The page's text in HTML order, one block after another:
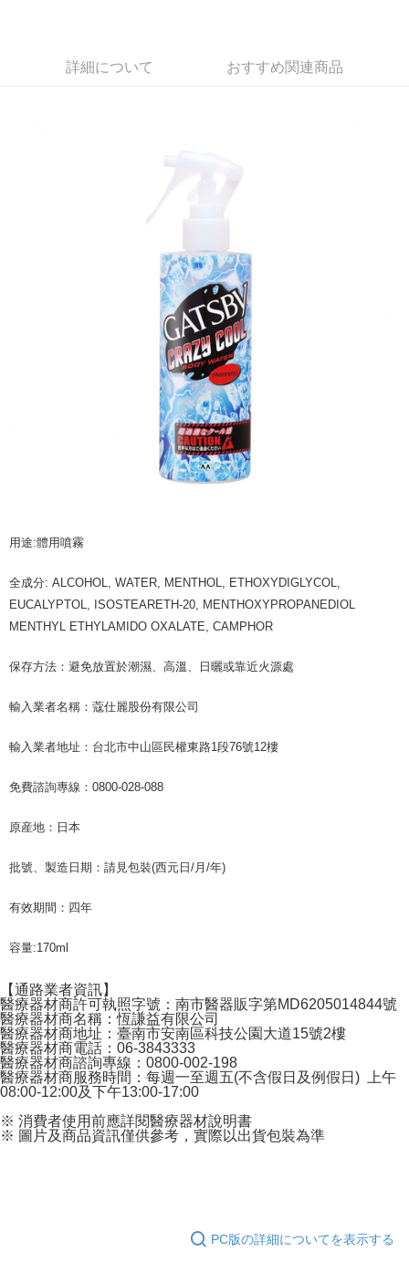
の場合は、AFTEE アプリプッシュ通知が届きます。
リをダウンロードして AFTEE 会員になるとお支払い期限を最長 45 日以内
を延長できますが、商品を期限内に受け取れない場合があります（例：予
約商品や商品到着日が比較的遅い商品）。そのため、商品到着の有無に関
わらず、AFTEEで指定された期限内にお支払いください。
1.初回 AFTEEを ご利用の際に、認証結果及び当社の審査の結果に基づ
き、限度額が設定されます。
2.決済金額は最低NT$20です。
3.現在、台湾の会員のみご利用いただけます。
三、利用規約「AFTEE代金後払い」（以下当サービスという）はネットプ
ロテクションズ（以下 AFTEE という）が提供し、AFTEEが代金を徴収し
ます。当サービスご利用の際に提供しなければならない個人情報（注文者
の氏名、電話番号、受取人の氏名、電話番号、受取人住所を含むがこれに
限らない）は、AFTEEに渡され当サービスで必要な範囲内で利用されま
ります。支払い期限を過ぎた場合、その金額に基づいて年利20%の遅延滞
納金が加算されます。未成年の利用者は、事前に法定代理人または後見人
の同意を得ればAFTEEをご利用いただけます。
行使したい場合は、ネットプロテクションズ cs_tw@netprotections.co.jp
にご連絡ください。上記に示した個人情報を、必要な購入注文書とあわせ
理、利用を許可することににご同意いただけない場合は、当サービスを選
配送毎にNT$60、NT$599以上で送料無料
配送毎にNT$120、NT$899以上で送料無料
詳細について おすすめ関連商品
用途:體用噴霧
全成分: ALCOHOL, WATER, MENTHOL, ETHOXYDIGLYCOL,
EUCALYPTOL, ISOSTEARETH-20, MENTHOXYPROPANEDIOL
MENTHYL ETHYLAMIDO OXALATE, CAMPHOR
保存方法：避免放置於潮濕、高溫、日曬或靠近火源處
輸入業者名稱：蔻仕麗股份有限公司
輸入業者地址：台北市中山區民權東路1段76號12樓
免費諮詢專線：0800-028-088
原産地：日本
批號、製造日期：請見包裝(西元日/月/年)
有效期間：四年
容量:170ml
【通路業者資訊】
醫療器材商許可執照字號：南市醫器販字第MD6205014844號
醫療器材商名稱：恆謙益有限公司
醫療器材商地址：臺南市安南區科技公園大道15號2樓
醫療器材商電話：06-3843333
醫療器材商諮詢專線：0800-002-198
醫療器材商服務時間：每週一至週五(不含假日及例假日) 上午
08:00-12:00及下午13:00-17:00
※ 消費者使用前應詳閱醫療器材說明書
※ 圖片及商品資訊僅供參考，實際以出貨包裝為準
PC版の詳細についてを表示する